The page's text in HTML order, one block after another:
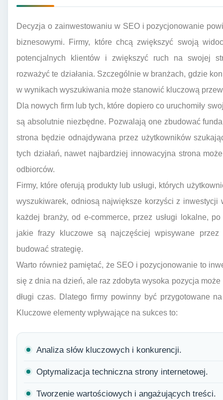
Decyzja o zainwestowaniu w SEO i pozycjonowanie
biznesowymi. Firmy, które chcą zwiększyć swoją
potencjalnych klientów i zwiększyć ruch na swojej
rozważyć te działania. Szczególnie w branżach, gdzie
w wynikach wyszukiwania może stanowić kluczową
Dla nowych firm lub tych, które dopiero co uruchomiły
są absolutnie niezbędne. Pozwalają one zbudować
strona będzie odnajdywana przez użytkowników
tych działań, nawet najbardziej innowacyjna strona
odbiorców.
Firmy, które oferują produkty lub usługi, których
wyszukiwarek, odniosą największe korzyści z
każdej branży, od e-commerce, przez usługi lokalne,
jakie frazy kluczowe są najczęściej wpisywane
budować strategię.
Warto również pamiętać, że SEO i pozycjonowanie to
się z dnia na dzień, ale raz zdobyta wysoka pozycja może
długi czas. Dlatego firmy powinny być przygotowane
Kluczowe elementy wpływające na sukces to:
Analiza słów kluczowych i konkurencji.
Optymalizacja techniczna strony internetowej.
Tworzenie wartościowych i angażujących treści.